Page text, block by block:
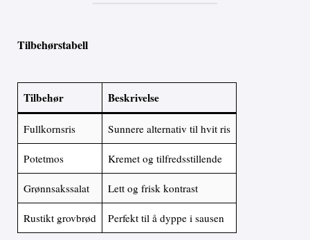
Tilbehørstabell
Tilbehør Beskrivelse
Fullkornsris Sunnere alternativ til hvit ris
Potetmos Kremet og tilfredsstillende
Grønnsakssalat Lett og frisk kontrast
Rustikt grovbrød Perfekt til å dyppe i sausen